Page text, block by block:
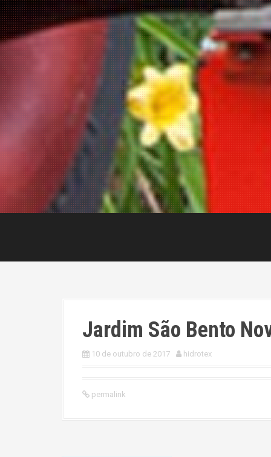
Jardim São Bento
10 de outubro de 2017 hidrotex
permalink